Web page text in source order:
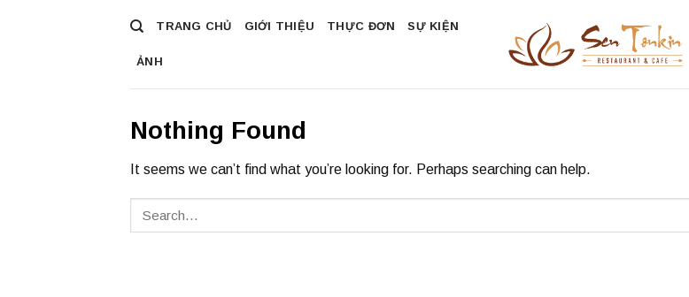
TRANG CHỦ GIỚI THIỆU THỰC ĐƠN SỰ KIỆN
ẢNH
Nothing Found
It seems we can’t find what you’re looking for. Perhaps searching can help.